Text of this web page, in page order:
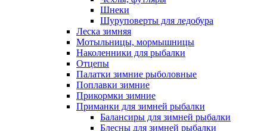
Шнеки
Шуруповерты для ледобура
Леска зимняя
Мотыльницы, мормышницы
Наколенники для рыбалки
Отцепы
Палатки зимние рыболовные
Поплавки зимние
Прикормки зимние
Приманки для зимней рыбалки
Балансиры для зимней рыбалки
Блесны для зимней рыбалки